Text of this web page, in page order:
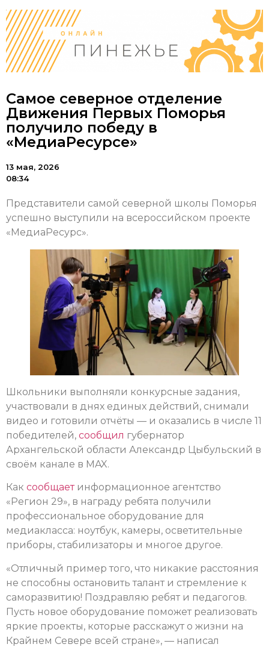
Самое северное отделение
Движения Первых Поморья
получило победу в
«МедиаРесурсе»
13 мая, 2026
08:34
Представители самой северной школы Поморья
успешно выступили на всероссийском проекте
«МедиаРесурс».
Школьники выполняли конкурсные задания,
участвовали в днях единых действий, снимали
видео и готовили отчёты — и оказались в числе 11
победителей, сообщил губернатор
Архангельской области Александр Цыбульский в
своём канале в MAX.
Как сообщаетинформационное агентство
«Регион 29», в награду ребята получили
профессиональное оборудование для
медиакласса: ноутбук, камеры, осветительные
приборы, стабилизаторы и многое другое.
«Отличный пример того, что никакие расстояния
не способны остановить талант и стремление к
саморазвитию! Поздравляю ребят и педагогов.
Пусть новое оборудование поможет реализовать
яркие проекты, которые расскажут о жизни на
Крайнем Севере всей стране», — написал